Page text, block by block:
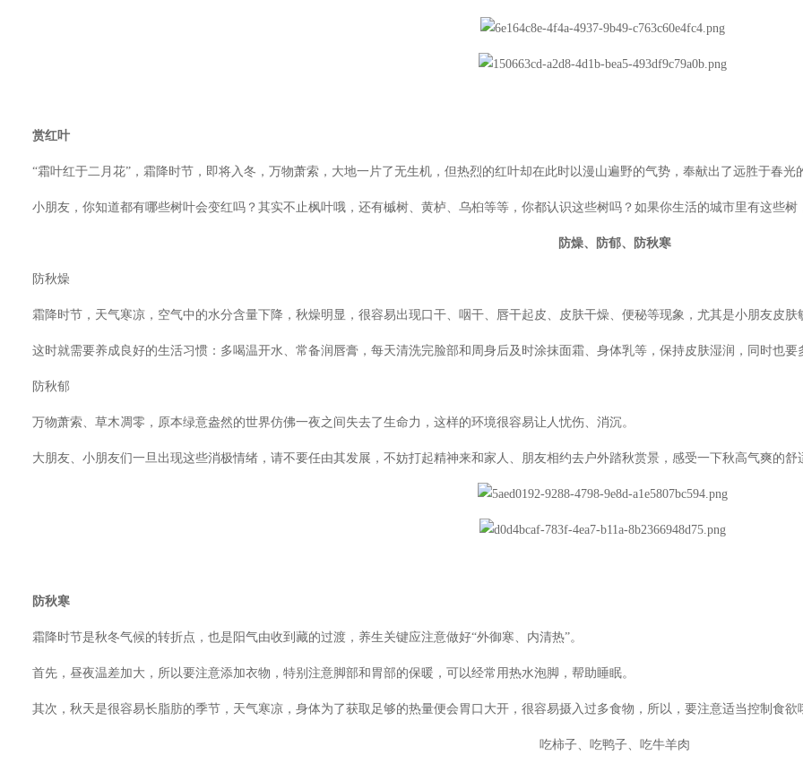
赏红叶
“霜叶红于二月花”，霜降时节，即将入冬，万物萧索，大地一片了无生机，但热烈的红叶却在此时以漫山遍野的气势，奉献出了远胜于春光
小朋友，你知道都有哪些树叶会变红吗？其实不止枫叶哦，还有槭树、黄栌、乌桕等等，你都认识这些树吗？如果你生活的城市里有这些树
防燥、防郁、防秋寒
防秋燥
霜降时节，天气寒凉，空气中的水分含量下降，秋燥明显，很容易出现口干、咽干、唇干起皮、皮肤干燥、便秘等现象，尤其是小朋友皮肤
这时就需要养成良好的生活习惯：多喝温开水、常备润唇膏，每天清洗完脸部和周身后及时涂抹面霜、身体乳等，保持皮肤湿润，同时也要
防秋郁
万物萧索、草木凋零，原本绿意盎然的世界仿佛一夜之间失去了生命力，这样的环境很容易让人忧伤、消沉。
大朋友、小朋友们一旦出现这些消极情绪，请不要任由其发展，不妨打起精神来和家人、朋友相约去户外踏秋赏景，感受一下秋高气爽的舒
防秋寒
霜降时节是秋冬气候的转折点，也是阳气由收到藏的过渡，养生关键应注意做好“外御寒、内清热”。
首先，昼夜温差加大，所以要注意添加衣物，特别注意脚部和胃部的保暖，可以经常用热水泡脚，帮助睡眠。
其次，秋天是很容易长脂肪的季节，天气寒凉，身体为了获取足够的热量便会胃口大开，很容易摄入过多食物，所以，要注意适当控制食欲
吃柿子、吃鸭子、吃牛羊肉